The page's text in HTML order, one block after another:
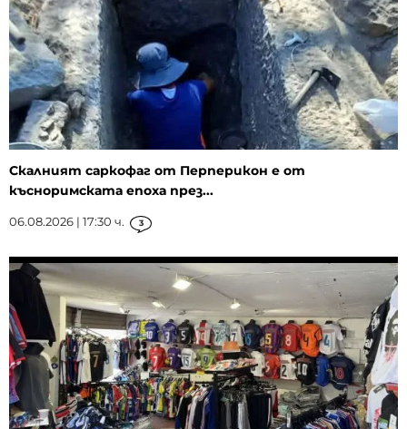
Скалният саркофаг от Перперикон е от
късноримската епоха през...
06.08.2026 | 17:30 ч. 3